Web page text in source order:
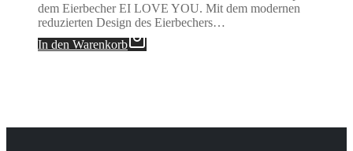
dem Eierbecher EI LOVE YOU. Mit dem modernen
reduzierten Design des Eierbechers…
In den Warenkorb